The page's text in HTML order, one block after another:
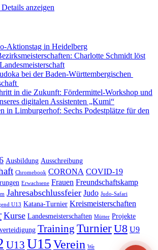
anzeigen
Aktionstag in Heidelberg
Charlotte Schmidt löst
bei der Baden-Württembergischen
in die Zukunft: Fördermittel-Workshop und
digitalen Assistenten „Kumi“
in Limburgerhof: Sechs Podestplätze für den
Ausbildung Ausschreibung
Chromebook CORONA COVID-19
Erwachsene Frauen Freundschaftskamp
Jahresabschlussfeier Judo Judo-Safari
U13 Katana-Turnier Kreismeisterschaften
Kurse Landesmeisterschaften Mütter Projekte
Training TurnierU8 U9
U13 U15Verein We
Dein KI-Assistent